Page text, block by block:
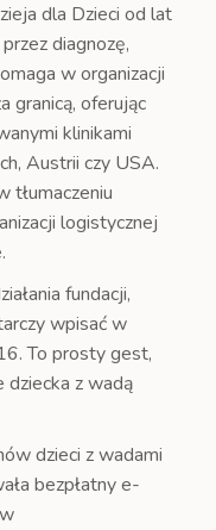
dla Dzieci od lat
diagnozę,
w organizacji
granicą, oferując
klinikami
Austrii czy USA.
tłumaczeniu
logistycznej
fundacji,
wpisać w
To prosty gest,
dziecka z wadą
dzieci z wadami
bezpłatny e-